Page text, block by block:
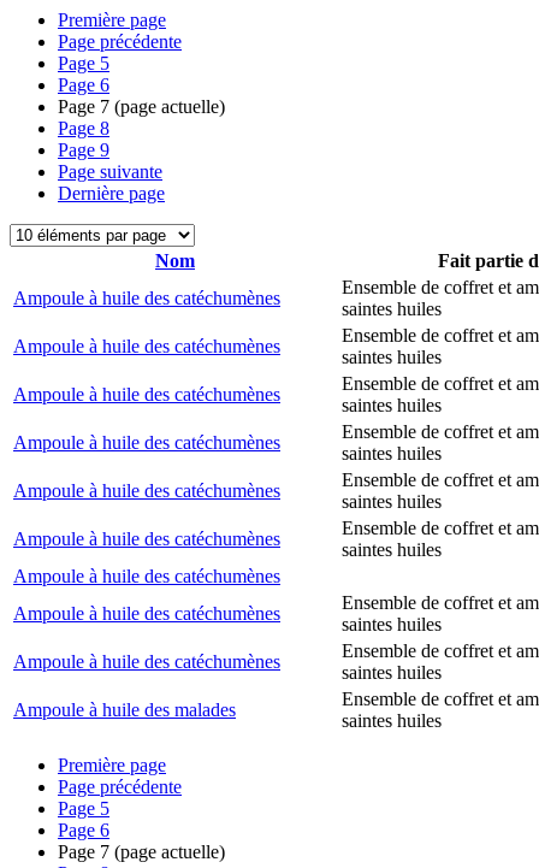
Première page
Page précédente
Page 5
Page 6
Page 7 (page actuelle)
Page 8
Page 9
Page suivante
Dernière page
Nom
Fait partie
Ampoule à huile des catéchumènes
Ensemble de coffret et
saintes huiles
Ampoule à huile des catéchumènes
Ensemble de coffret et
saintes huiles
Ampoule à huile des catéchumènes
Ensemble de coffret et
saintes huiles
Ampoule à huile des catéchumènes
Ensemble de coffret et
saintes huiles
Ampoule à huile des catéchumènes
Ensemble de coffret et
saintes huiles
Ampoule à huile des catéchumènes
Ensemble de coffret et
saintes huiles
Ampoule à huile des catéchumènes
Ampoule à huile des catéchumènes
Ensemble de coffret et
saintes huiles
Ampoule à huile des catéchumènes
Ensemble de coffret et
saintes huiles
Ampoule à huile des malades
Ensemble de coffret et
saintes huiles
Première page
Page précédente
Page 5
Page 6
Page 7 (page actuelle)